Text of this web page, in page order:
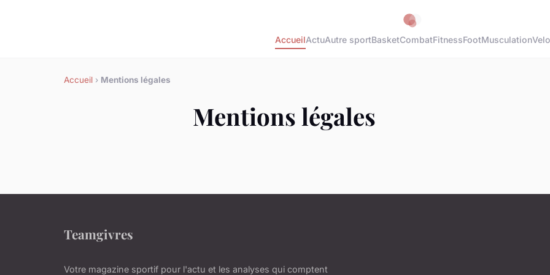
AccueilActuAutre sportBasketCombatFitnessFootMusculationVelo
Accueil › Mentions légales
Mentions légales
Teamgivres
Votre magazine sportif pour l'actu et les analyses qui comptent